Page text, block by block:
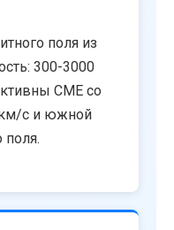
поля из
300-3000
CME со
с и южной
поля.